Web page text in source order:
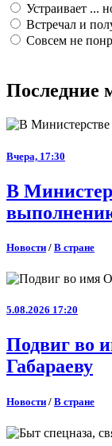
Устраивает ...
Встречал и
Совсем не
Последние
Вчера, 17:30
В
Новости / В стране
5.08.2026 17:20
Подвиг во
Габараеву
Новости / В стране